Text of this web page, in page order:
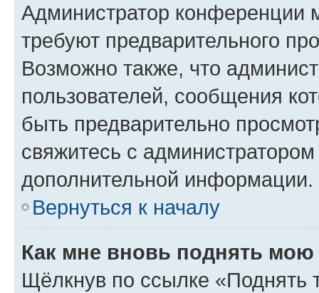
Администратор конференции
требуют предварительного
Возможно также, что
пользователей, сообщения
быть предварительно
свяжитесь с
дополнительной информации.
Вернуться к началу
Как мне вновь поднять мою
Щёлкнув по ссылке «Поднять